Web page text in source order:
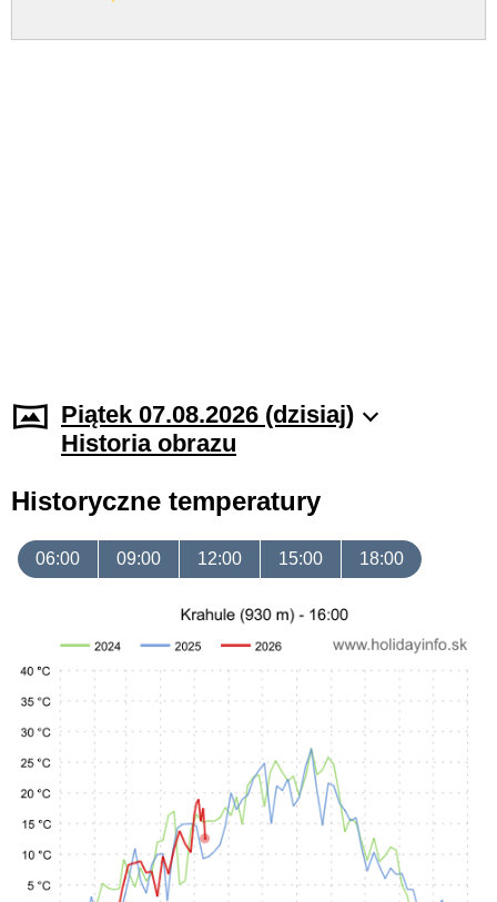
Piątek 07.08.2026 (dzisiaj)
Historia obrazu
Historyczne temperatury
06:00 09:00 12:00 15:00 18:00